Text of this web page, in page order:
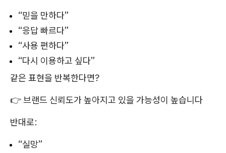
“믿을 만하다”
“응답 빠르다”
“사용 편하다”
“다시 이용하고 싶다”
같은 표현을 반복한다면?
👉 브랜드 신뢰도가 높아지고 있을 가능성이 높습니다
반대로:
“실망”